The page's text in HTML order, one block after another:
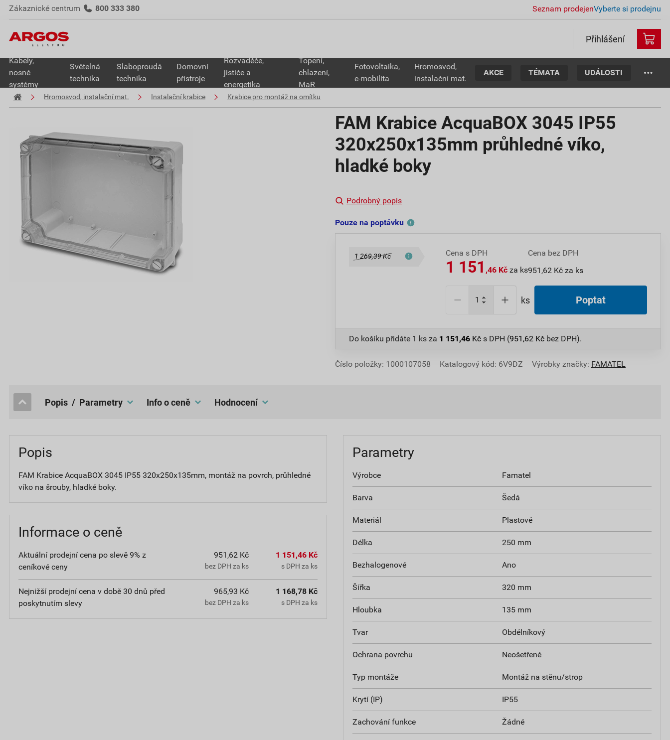
Zákaznické centrum 800 333 380 Seznam prodejenVyberte si prodejnu
Přihlášení
Kabely,
nosné
systémy
Světelná
technika
Slaboproudá
technika
Domovní
přístroje
Rozvaděče,
jističe a
energetika
Topení,
chlazení,
MaR
Fotovoltaika,
e-mobilita
Hromosvod,
instalační mat.
AKCE TÉMATA UDÁLOSTI
Hromosvod, instalační mat. Instalační krabice Krabice pro montáž na omítku
FAM Krabice AcquaBOX 3045 IP55
320x250x135mm průhledné víko,
hladké boky
Podrobný popis
Pouze na poptávku
1 269,39 Kč Cena s DPH
1 151 ,46 Kč za ks
Cena bez DPH
951,62 Kč za ks
ks Poptat
Do košíku přidáte 1 ks za 1 151,46 Kč s DPH (951,62 Kč bez DPH).
Číslo položky: 1000107058 Katalogový kód: 6V9DZ Výrobky značky: FAMATEL
popis / Parametry Info o ceně hodnocení
Popis
FAM Krabice AcquaBOX 3045 IP55 320x250x135mm, montáž na povrch, průhledné
víko na šrouby, hladké boky.
Informace o ceně
Aktuální prodejní cena po slevě 9% z
ceníkové ceny
951,62 Kč
bez DPH za ks
1 151,46 Kč
s DPH za ks
Nejnižší prodejní cena v době 30 dnů před
poskytnutím slevy
965,93 Kč
bez DPH za ks
1 168,78 Kč
s DPH za ks
Parametry
Výrobce Famatel
Barva Šedá
Materiál Plastové
Délka 250 mm
Bezhalogenové Ano
Šířka 320 mm
Hloubka 135 mm
Tvar Obdélníkový
Ochrana povrchu Neošetřené
Typ montáže Montáž na stěnu/strop
Krytí (IP) IP55
Zachování funkce Žádné